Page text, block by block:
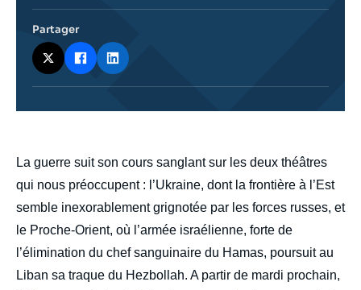
body
La guerre suit son cours sanglant sur les deux théâtres
qui nous préoccupent : l’Ukraine, dont la frontière à l’Est
semble inexorablement grignotée par les forces russes, et
le Proche-Orient, où l’armée israélienne, forte de
l’élimination du chef sanguinaire du Hamas, poursuit au
Liban sa traque du Hezbollah. A partir de mardi prochain,
Partager